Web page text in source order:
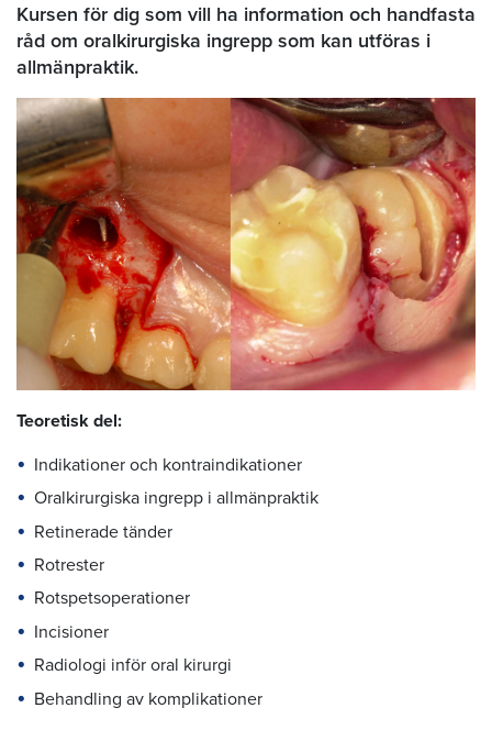
Kursen för dig som vill ha information och handfasta
råd om oralkirurgiska ingrepp som kan utföras i
allmänpraktik.
Teoretisk del:
Indikationer och kontraindikationer
Oralkirurgiska ingrepp i allmänpraktik
Retinerade tänder
Rotrester
Rotspetsoperationer
Incisioner
Radiologi inför oral kirurgi
Behandling av komplikationer